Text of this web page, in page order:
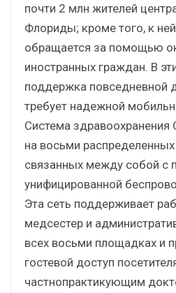
почти 2 млн жителей
Флориды; кроме того, к
обращается за помощью
иностранных граждан. В
поддержка повседневной
требует надежной
Система здравоохранения
на восьми
связанных между собой
унифицированной
Эта сеть поддерживает
медсестер и
всех восьми площадках и
гостевой доступ
частнопрактикующим